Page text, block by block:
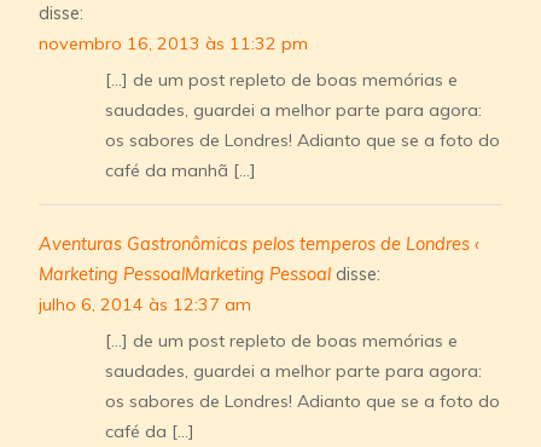
disse:
novembro 16, 2013 às 11:32 pm
[…] de um post repleto de boas memórias e
saudades, guardei a melhor parte para agora:
os sabores de Londres! Adianto que se a foto do
café da manhã […]
Aventuras Gastronômicas pelos temperos de Londres ‹
Marketing PessoalMarketing Pessoal disse:
julho 6, 2014 às 12:37 am
[…] de um post repleto de boas memórias e
saudades, guardei a melhor parte para agora:
os sabores de Londres! Adianto que se a foto do
café da […]